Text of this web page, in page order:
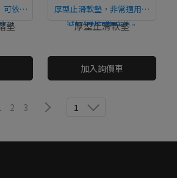
可依需
！
墊
厚型止滑軟墊，非常適用於
減輕久站工作疲勞。
直接購買
厚型止滑軟墊
加入詢價車
2 3 1